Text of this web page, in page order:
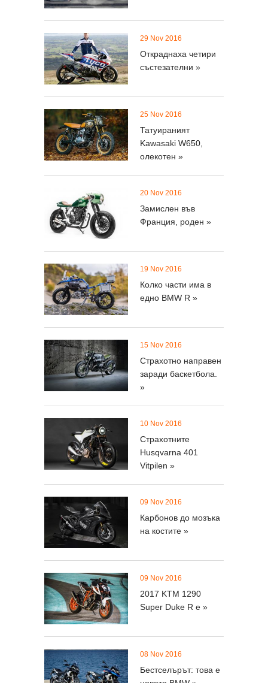
29 Nov 2016
Откраднаха четири
състезателни »
25 Nov 2016
Татуираният
Kawasaki W650,
олекотен »
20 Nov 2016
Замислен във
Франция, роден »
19 Nov 2016
Колко части има в
едно BMW R »
15 Nov 2016
Страхотно направен
заради баскетбола.
»
10 Nov 2016
Страхотните
Husqvarna 401
Vitpilen »
09 Nov 2016
Карбонов до мозъка
на костите »
09 Nov 2016
2017 KTM 1290
Super Duke R е »
08 Nov 2016
Бестселърът: това е